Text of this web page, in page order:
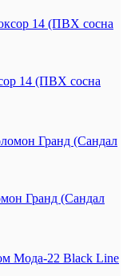
14 (ПВХ сосна
Гранд (Сандал